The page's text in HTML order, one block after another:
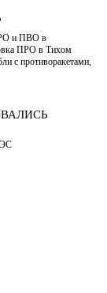
и ПВО в
ПРО в Тихом
с противоракетами,